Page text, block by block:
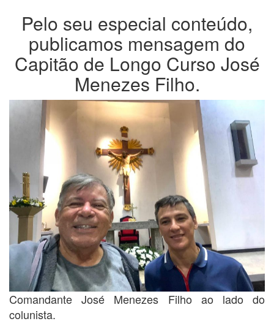
Pelo seu especial conteúdo,
publicamos mensagem do
Capitão de Longo Curso José
Menezes Filho.
Comandante José Menezes Filho ao lado do
colunista.